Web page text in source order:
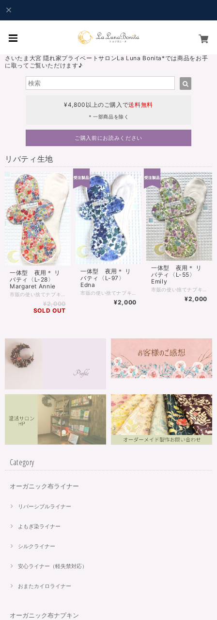
さいたま大宮 隠れ家プライベートサロンLa Luna Bonita*では商品をお手
に取ってご覧いただけます♪
¥4,800以上のご購入で送料無料
＊一部商品を除く
ご購入前にお読みください
リバティ生地
一体型 夜用＊ リ
バティ〈L-28〉
Margaret Annie
¥2,000
SOLD OUT
一体型 夜用＊ リ
バティ〈L-97〉
Edna
¥2,000
一体型 夜用＊ リ
バティ〈L-55〉
Emily
¥2,000
Category
オーガニック布ライナー
リバーシブルライナー
よもぎ染ライナー
シルクライナー
安心ライナー（軽失禁対応）
おまたカイロライナー
オーガニック布ナプキン